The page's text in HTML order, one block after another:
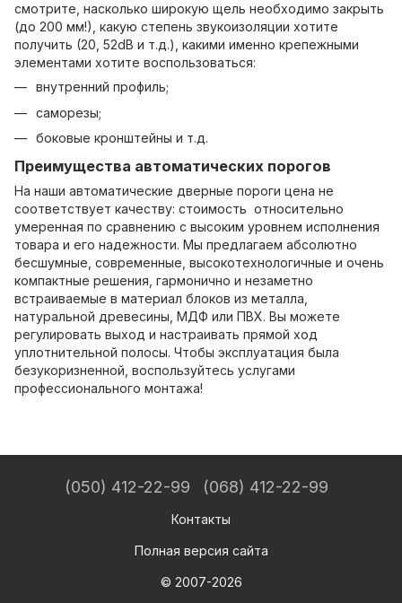
смотрите, насколько широкую щель необходимо закрыть
(до 200 мм!), какую степень звукоизоляции хотите
получить (20, 52dB и т.д.), какими именно крепежными
элементами хотите воспользоваться:
внутренний профиль;
саморезы;
боковые кронштейны и т.д.
Преимущества автоматических порогов
На наши автоматические дверные пороги цена не
соответствует качеству: стоимость относительно
умеренная по сравнению с высоким уровнем исполнения
товара и его надежности. Мы предлагаем абсолютно
бесшумные, современные, высокотехнологичные и очень
компактные решения, гармонично и незаметно
встраиваемые в материал блоков из металла,
натуральной древесины, МДФ или ПВХ. Вы можете
регулировать выход и настраивать прямой ход
уплотнительной полосы. Чтобы эксплуатация была
безукоризненной, воспользуйтесь услугами
профессионального монтажа!
(050) 412-22-99 (068) 412-22-99
Контакты
Полная версия сайта
© 2007-2026